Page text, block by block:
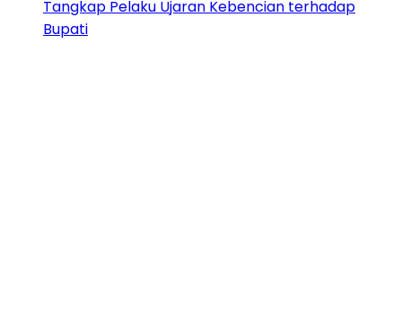
Tangkap Pelaku Ujaran Kebencian terhadap
Bupati